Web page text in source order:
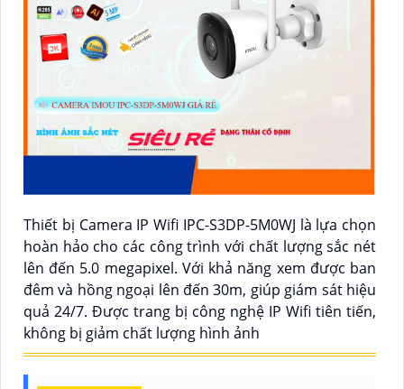
Thiết bị Camera IP Wifi IPC-S3DP-5M0WJ là lựa chọn
hoàn hảo cho các công trình với chất lượng sắc nét
lên đến 5.0 megapixel. Với khả năng xem được ban
đêm và hồng ngoại lên đến 30m, giúp giám sát hiệu
quả 24/7. Được trang bị công nghệ IP Wifi tiên tiến,
không bị giảm chất lượng hình ảnh